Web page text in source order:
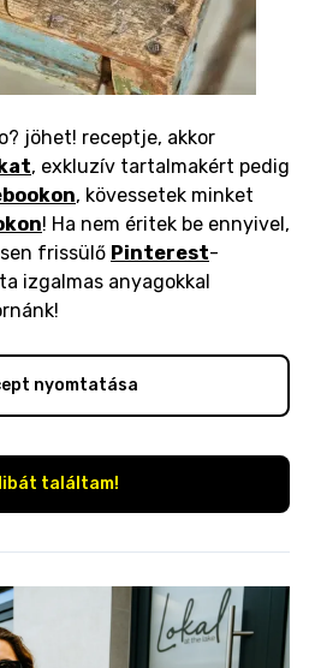
jöhet! receptje, akkor
, exkluzív tartalmakért pedig
, kövessetek minket
! Ha nem éritek be ennyivel,
frissülő Pinterest-
izgalmas anyagokkal
nyomtatása
találtam!